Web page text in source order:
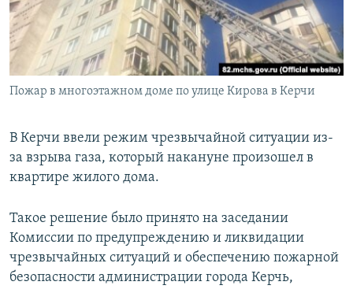
ПРОПАВШИЕ БЕЗ ВЕСТИ
ПОБЕДИТЕЛЕЙ НЕ СУДЯТ?
КРЫМ.НЕПОКОРЕННЫЙ
ELIFBE
ПРИСОЕДИНЯЙТЕСЬ!
Все сайты RFE/RL
Пожар в многоэтажном доме по улице Кирова в Керчи
В Керчи ввели режим чрезвычайной ситуации из-
за взрыва газа, который накануне произошел в
квартире жилого дома.
Такое решение было принято на заседании
Комиссии по предупреждению и ликвидации
чрезвычайных ситуаций и обеспечению пожарной
безопасности администрации города Керчь,